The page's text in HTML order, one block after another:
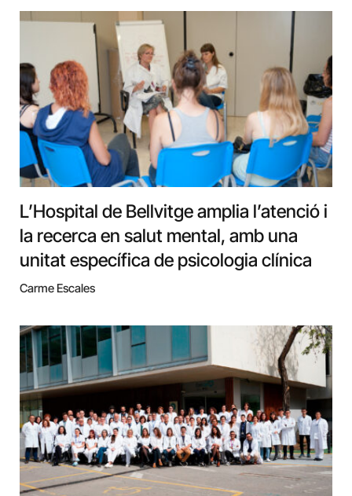
L’Hospital de Bellvitge amplia l’atenció i
la recerca en salut mental, amb una
unitat específica de psicologia clínica
Carme Escales